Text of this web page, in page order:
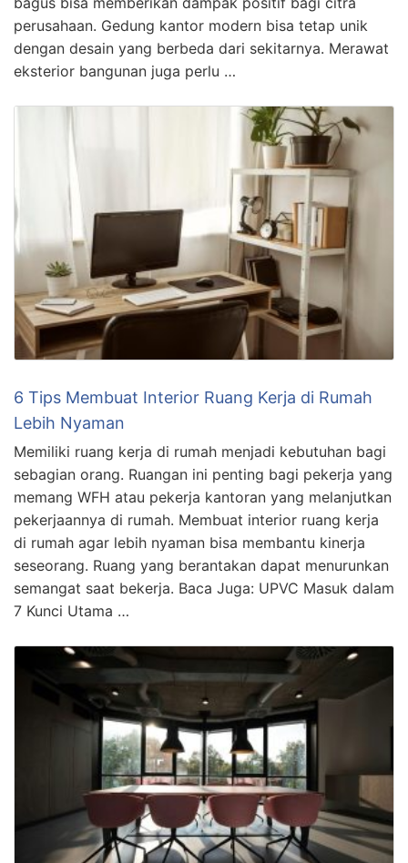
perusahaan. Gedung kantor modern bisa tetap unik
dengan desain yang berbeda dari sekitarnya. Merawat
eksterior bangunan juga perlu …
6 Tips Membuat Interior Ruang Kerja di Rumah
Lebih Nyaman
Memiliki ruang kerja di rumah menjadi kebutuhan bagi
sebagian orang. Ruangan ini penting bagi pekerja yang
memang WFH atau pekerja kantoran yang melanjutkan
pekerjaannya di rumah. Membuat interior ruang kerja
di rumah agar lebih nyaman bisa membantu kinerja
seseorang. Ruang yang berantakan dapat menurunkan
semangat saat bekerja. Baca Juga: UPVC Masuk dalam
7 Kunci Utama …